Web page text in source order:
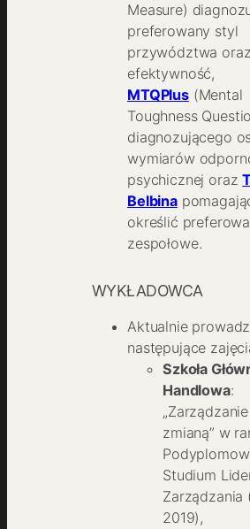
Measure)
preferowany styl
przywództwa
efektywność,
MTQPlus(Mental
Toughness
diagnozującego
wymiarów
psychicznej oraz
Belbina
określić
zespołowe.
WYKŁADOWCA
Aktualnie
następujące
Szkoła
Handlowa:
„Zarządzanie
zmianą” w
Studium
Zarządzania
2019),